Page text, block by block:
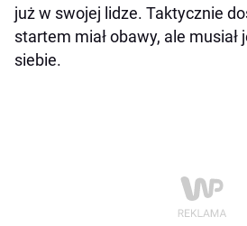
już w swojej lidze. Taktycznie
startem miał obawy, ale musiał
siebie.